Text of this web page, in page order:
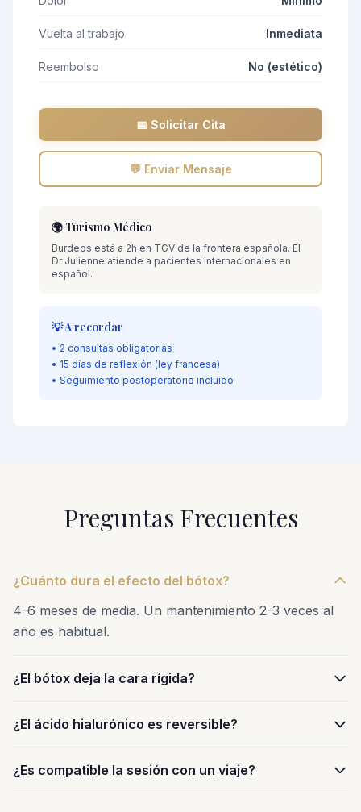
Vuelta al trabajo Inmediata
Reembolso No (estético)
📅 Solicitar Cita
💬 Enviar Mensaje
🌍 Turismo Médico
Burdeos está a 2h en TGV de la frontera española. El
Dr Julienne atiende a pacientes internacionales en
español.
💡 A recordar
• 2 consultas obligatorias
• 15 días de reflexión (ley francesa)
• Seguimiento postoperatorio incluido
Preguntas Frecuentes
¿Cuánto dura el efecto del bótox?
4-6 meses de media. Un mantenimiento 2-3 veces al
año es habitual.
¿El bótox deja la cara rígida?
¿El ácido hialurónico es reversible?
¿Es compatible la sesión con un viaje?